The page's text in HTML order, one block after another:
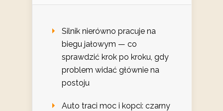
Silnik nierówno pracuje na
biegu jałowym — co
sprawdzić krok po kroku, gdy
problem widać głównie na
postoju
Auto traci moc i kopci: czarny